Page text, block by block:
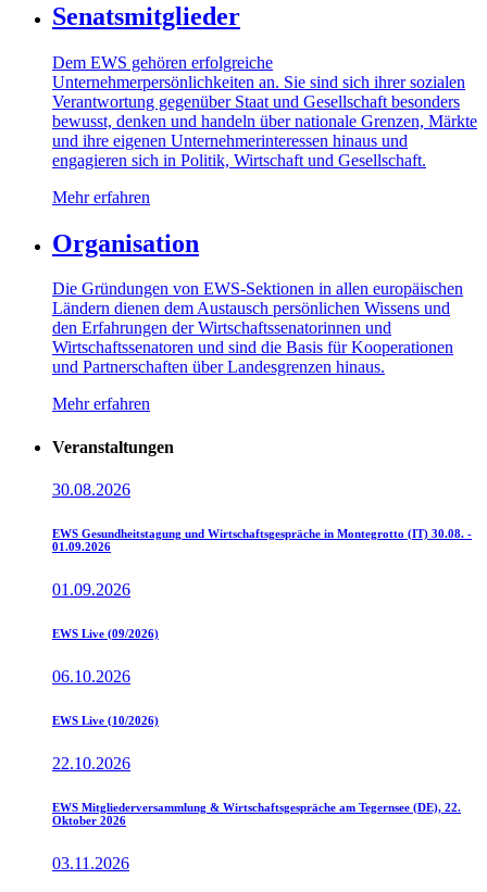
Senatsmitglieder
Dem EWS gehören erfolgreiche
Unternehmerpersönlichkeiten an. Sie sind sich ihrer sozialen
Verantwortung gegenüber Staat und Gesellschaft besonders
bewusst, denken und handeln über nationale Grenzen, Märkte
und ihre eigenen Unternehmerinteressen hinaus und
engagieren sich in Politik, Wirtschaft und Gesellschaft.
Mehr erfahren
Organisation
Die Gründungen von EWS-Sektionen in allen europäischen
Ländern dienen dem Austausch persönlichen Wissens und
den Erfahrungen der Wirtschaftssenatorinnen und
Wirtschaftssenatoren und sind die Basis für Kooperationen
und Partnerschaften über Landesgrenzen hinaus.
Mehr erfahren
Veranstaltungen
30.08.2026
EWS Gesundheitstagung und Wirtschaftsgespräche in Montegrotto (IT) 30.08. -
01.09.2026
01.09.2026
EWS Live (09/2026)
06.10.2026
EWS Live (10/2026)
22.10.2026
EWS Mitgliederversammlung & Wirtschaftsgespräche am Tegernsee (DE), 22.
Oktober 2026
03.11.2026